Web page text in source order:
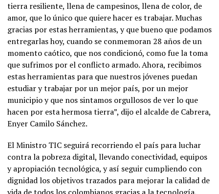
tierra resiliente, llena de campesinos, llena de color, de
amor, que lo único que quiere hacer es trabajar. Muchas
gracias por estas herramientas, y que bueno que podamos
entregarlas hoy, cuando se conmemoran 28 años de un
momento caótico, que nos condicionó, como fue la toma
que sufrimos por el conflicto armado. Ahora, recibimos
estas herramientas para que nuestros jóvenes puedan
estudiar y trabajar por un mejor país, por un mejor
municipio y que nos sintamos orgullosos de ver lo que
hacen por esta hermosa tierra”, dijo el alcalde de Cabrera,
Enyer Camilo Sánchez.
El Ministro TIC seguirá recorriendo el país para luchar
contra la pobreza digital, llevando conectividad, equipos
y apropiación tecnológica, y así seguir cumpliendo con
dignidad los objetivos trazados para mejorar la calidad de